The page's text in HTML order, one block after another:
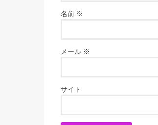
名前 ※
メール ※
サイト